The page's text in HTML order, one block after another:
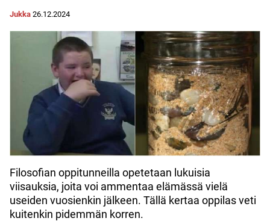
Jukka 26.12.2024
Filosofian oppitunneilla opetetaan lukuisia
viisauksia, joita voi ammentaa elämässä vielä
useiden vuosienkin jälkeen. Tällä kertaa oppilas veti
kuitenkin pidemmän korren.